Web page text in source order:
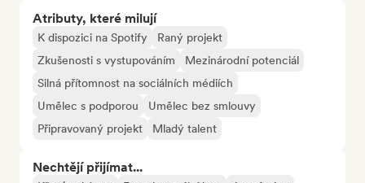
Atributy, které milují
K dispozici na Spotify
Raný projekt
Zkušenosti s vystupováním
Mezinárodní potenciál
Silná přítomnost na sociálních médiích
Umělec s podporou
Umělec bez smlouvy
Připravovaný projekt
Mladý talent
Nechtějí přijímat...